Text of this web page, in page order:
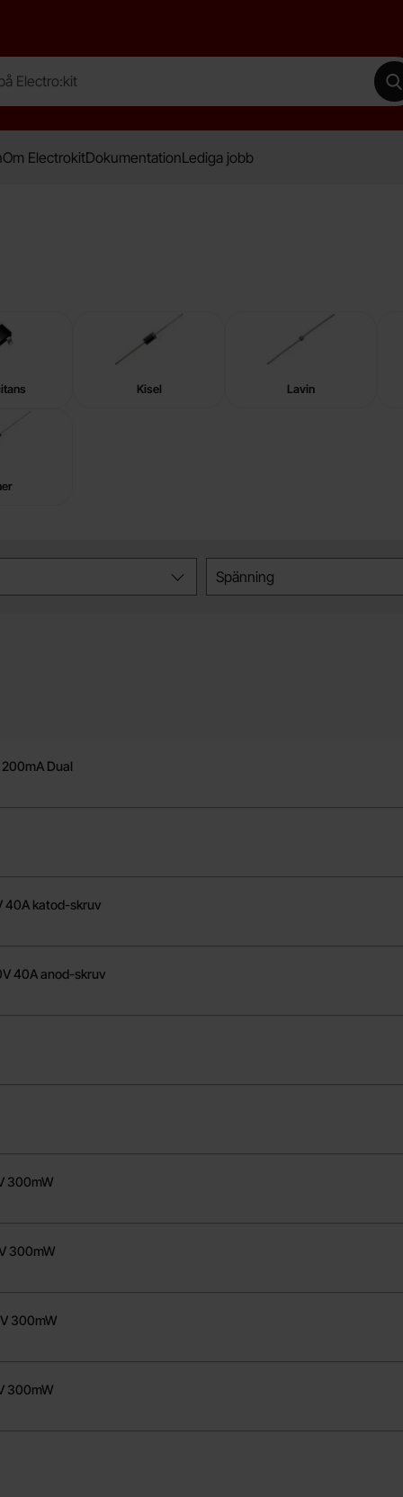
Om ElectrokitDokumentationLediga jobb
Kisel Lavin
Spänning
Dual
40A katod-skruv
40A anod-skruv
300mW
300mW
300mW
300mW